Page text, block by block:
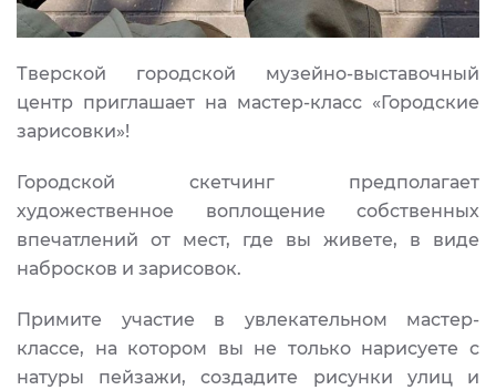
Тверской городской музейно-выставочный
центр приглашает на мастер-класс «Городские
зарисовки»!
Городской скетчинг предполагает
художественное воплощение собственных
впечатлений от мест, где вы живете, в виде
набросков и зарисовок.
Примите участие в увлекательном мастер-
классе, на котором вы не только нарисуете с
натуры пейзажи, создадите рисунки улиц и